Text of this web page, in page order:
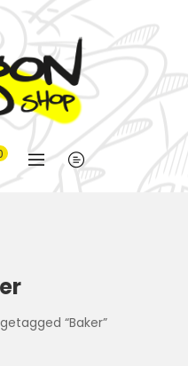
“Baker”